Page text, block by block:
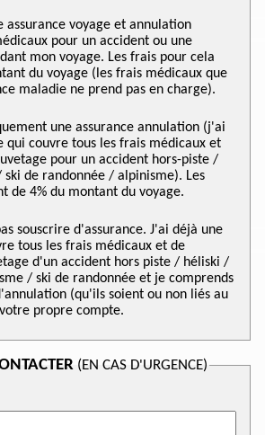
pour un accident ou une
mon voyage. Les frais pour cela
du voyage (les frais médicaux que
maladie ne prend pas en charge).
qui couvre tous les frais médicaux et
pour un accident hors-piste /
de randonnée / alpinisme). Les
de 4% du montant du voyage.
tous les frais médicaux et de
d'un accident hors piste / héliski /
/ ski de randonnée et je comprends
(qu'ils soient ou non liés au
propre compte.
(EN CAS D'URGENCE)